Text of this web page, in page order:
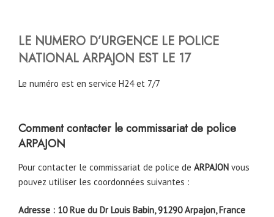
LE NUMERO D’URGENCE LE POLICE
NATIONAL ARPAJON EST LE 17
Le numéro est en service H24 et 7/7
Comment contacter le commissariat de police
ARPAJON
Pour contacter le commissariat de police de ARPAJON vous
pouvez utiliser les coordonnées suivantes :
Adresse : 10 Rue du Dr Louis Babin, 91290 Arpajon, France